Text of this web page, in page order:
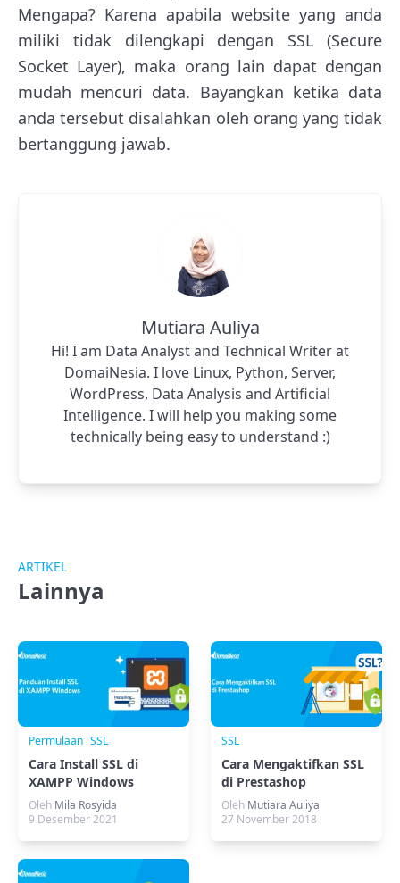
Mengapa? Karena apabila website yang anda
miliki tidak dilengkapi dengan SSL (Secure
Socket Layer), maka orang lain dapat dengan
mudah mencuri data. Bayangkan ketika data
anda tersebut disalahkan oleh orang yang tidak
bertanggung jawab.
Mutiara Auliya
Hi! I am Data Analyst and Technical Writer at
DomaiNesia. I love Linux, Python, Server,
WordPress, Data Analysis and Artificial
Intelligence. I will help you making some
technically being easy to understand :)
ARTIKEL
Lainnya
Permulaan SSL
Cara Install SSL di
XAMPP Windows
Oleh Mila Rosyida
9 Desember 2021
SSL
Cara Mengaktifkan SSL
di Prestashop
Oleh Mutiara Auliya
27 November 2018